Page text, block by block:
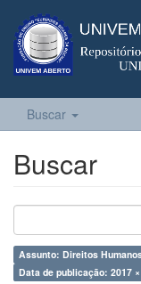
Buscar
Buscar
Assunto: Direitos
Data de publicação: 2017 ×